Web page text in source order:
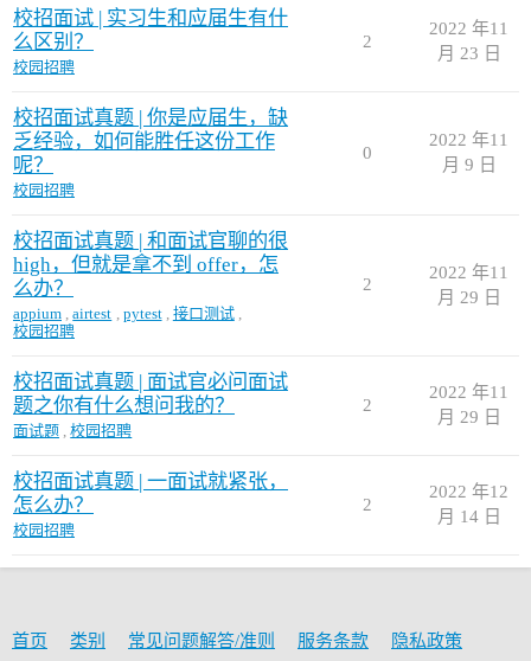
校招面试 | 实习生和应届生有什
么区别？
校园招聘
2
2022 年11
月 23 日
校招面试真题 | 你是应届生，缺
乏经验，如何能胜任这份工作
呢？
校园招聘
0
2022 年11
月 9 日
校招面试真题 | 和面试官聊的很
high，但就是拿不到 offer，怎
么办？
appium ,airtest , pytest , 接口测试 ,
校园招聘
2
2022 年11
月 29 日
校招面试真题 | 面试官必问面试
题之你有什么想问我的？
面试题 ,校园招聘
2
2022 年11
月 29 日
校招面试真题 | 一面试就紧张，
怎么办？
校园招聘
2
2022 年12
月 14 日
首页 类别 常见问题解答/准则 服务条款 隐私政策